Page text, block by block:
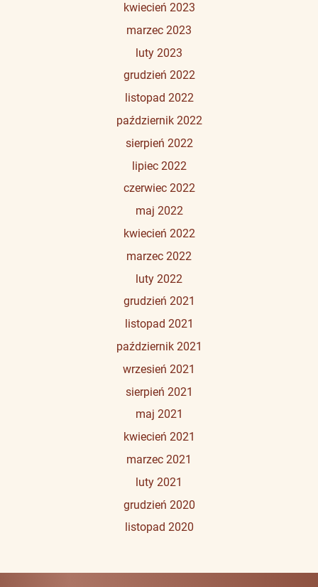
kwiecień 2023
marzec 2023
luty 2023
grudzień 2022
listopad 2022
październik 2022
sierpień 2022
lipiec 2022
czerwiec 2022
maj 2022
kwiecień 2022
marzec 2022
luty 2022
grudzień 2021
listopad 2021
październik 2021
wrzesień 2021
sierpień 2021
maj 2021
kwiecień 2021
marzec 2021
luty 2021
grudzień 2020
listopad 2020